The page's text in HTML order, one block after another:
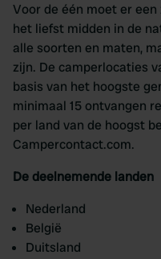
Voor de één moet er
het liefst midden in de
alle soorten en maten,
zijn. De camperlocaties
basis van het hoogste
minimaal 15 ontvangen
per land van de hoogst
Campercontact.com.
De deelnemende landen
Nederland
België
Duitsland